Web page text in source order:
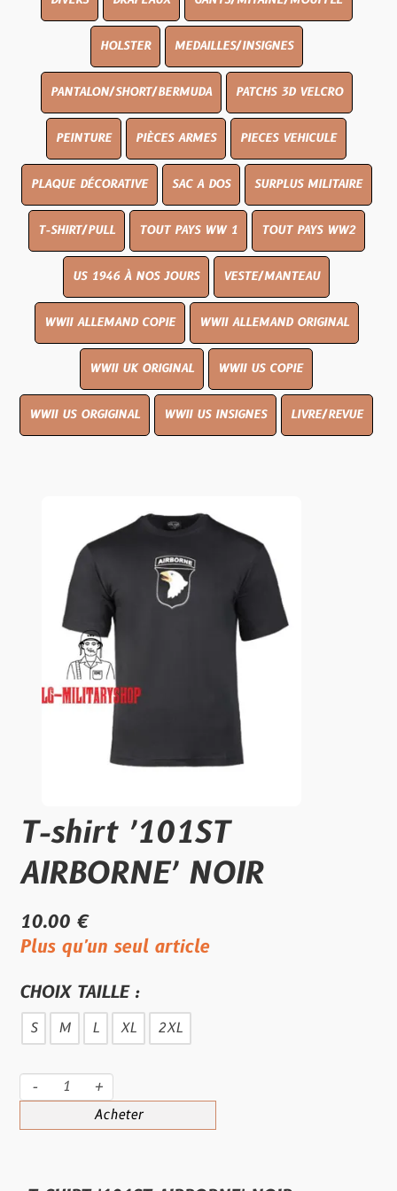
HOLSTER MEDAILLES/INSIGNES
PANTALON/SHORT/BERMUDA PATCHS 3D VELCRO
PEINTURE PIÈCES ARMES PIECES VEHICULE
PLAQUE DÉCORATIVE SAC A DOS SURPLUS MILITAIRE
T-SHIRT/PULL TOUT PAYS WW 1 TOUT PAYS WW2
US 1946 À NOS JOURS VESTE/MANTEAU
WWII ALLEMAND COPIE WWII ALLEMAND ORIGINAL
WWII UK ORIGINAL WWII US COPIE
WWII US ORGIGINAL WWII US INSIGNES LIVRE/REVUE
T-shirt ′101ST
AIRBORNE′ NOIR
10.00 €
Plus qu'un seul article
CHOIX TAILLE :
S M L XL 2XL
- +
Acheter